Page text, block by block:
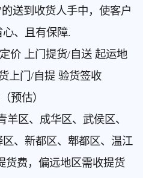
送到收货人手中，使客户
、且有保障.
价 上门提货/自送 起运地
上门/自提 验货签收
预估）
区、成华区、武侯区、
、新都区、郫都区、温江
货费，偏远地区需收提货